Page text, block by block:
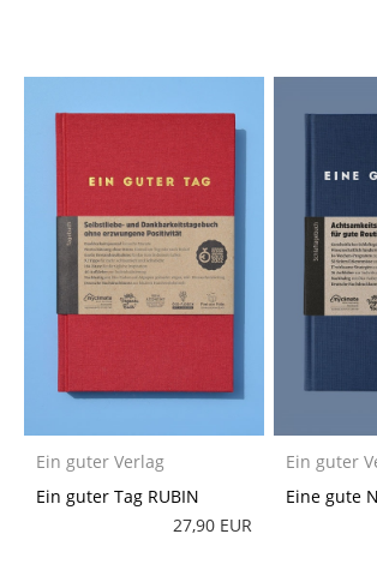
Ein guter Verlag
Ein guter Tag RUBIN
27,90 EUR
Ein guter
Eine gute